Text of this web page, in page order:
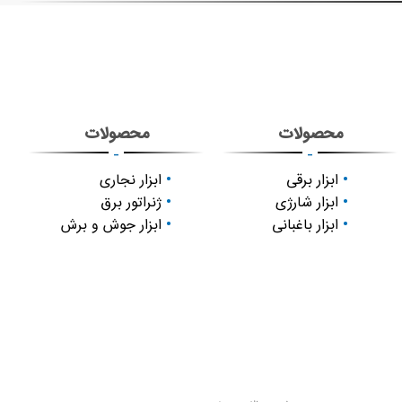
محصولات
-
ابزار برقی
ابزار شارژی
ابزار باغبانی
محصولات
-
ابزار نجاری
ژنراتور برق
ابزار جوش و برش